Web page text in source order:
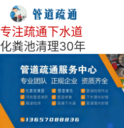
专注疏通下水道
化粪池清理30年